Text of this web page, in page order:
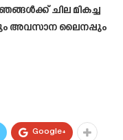
ചില മികച്ച
അവസാന ലൈനപ്പും
Google+